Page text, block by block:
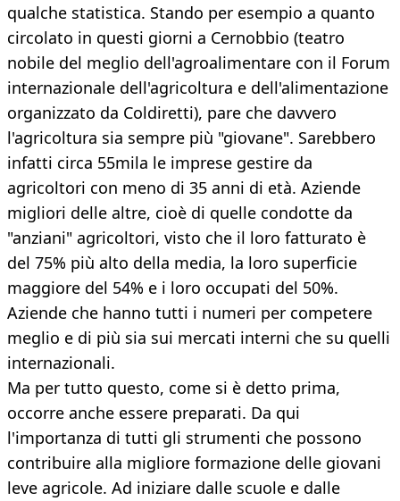
qualche statistica. Stando per esempio a quanto
circolato in questi giorni a Cernobbio (teatro
nobile del meglio dell'agroalimentare con il Forum
internazionale dell'agricoltura e dell'alimentazione
organizzato da Coldiretti), pare che davvero
l'agricoltura sia sempre più "giovane". Sarebbero
infatti circa 55mila le imprese gestire da
agricoltori con meno di 35 anni di età. Aziende
migliori delle altre, cioè di quelle condotte da
"anziani" agricoltori, visto che il loro fatturato è
del 75% più alto della media, la loro superficie
maggiore del 54% e i loro occupati del 50%.
Aziende che hanno tutti i numeri per competere
meglio e di più sia sui mercati interni che su quelli
internazionali.
Ma per tutto questo, come si è detto prima,
occorre anche essere preparati. Da qui
l'importanza di tutti gli strumenti che possono
contribuire alla migliore formazione delle giovani
leve agricole. Ad iniziare dalle scuole e dalle